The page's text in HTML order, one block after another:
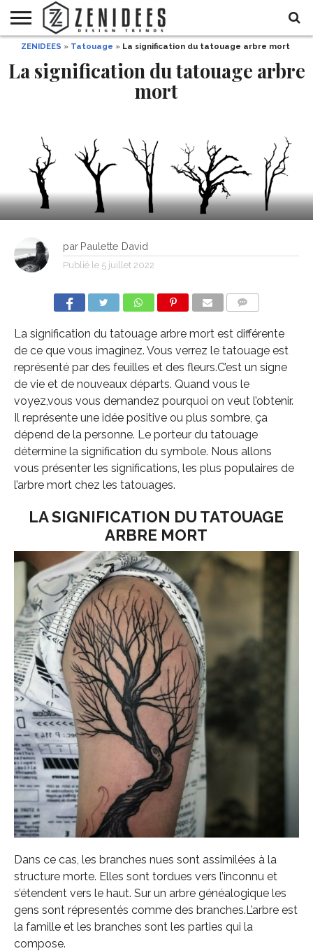
HOME
MAISON
DÉCO
JARDIN
DÉCO
DE
FÊTE
MODE
ET
BEAUTÉ
RECETTES
HALLOWEEN
ZENIDEES » Tatouage » La signification du tatouage arbre mort
La signification du tatouage arbre
mort
par Paulette David
Publié le 5 juillet 2022
La signification du tatouage arbre mort est différente
de ce que vous imaginez. Vous verrez le tatouage est
représenté par des feuilles et des fleurs.C’est un signe
de vie et de nouveaux départs. Quand vous le
voyez,vous vous demandez pourquoi on veut l’obtenir.
Il représente une idée positive ou plus sombre, ça
dépend de la personne. Le porteur du tatouage
détermine la signification du symbole. Nous allons
vous présenter les significations, les plus populaires de
l’arbre mort chez les tatouages.
LA SIGNIFICATION DU TATOUAGE
ARBRE MORT
Dans ce cas, les branches nues sont assimilées à la
structure morte. Elles sont tordues vers l’inconnu et
s’étendent vers le haut. Sur un arbre généalogique les
gens sont répresentés comme des branches.L’arbre est
la famille et les branches sont les parties qui la
compose.